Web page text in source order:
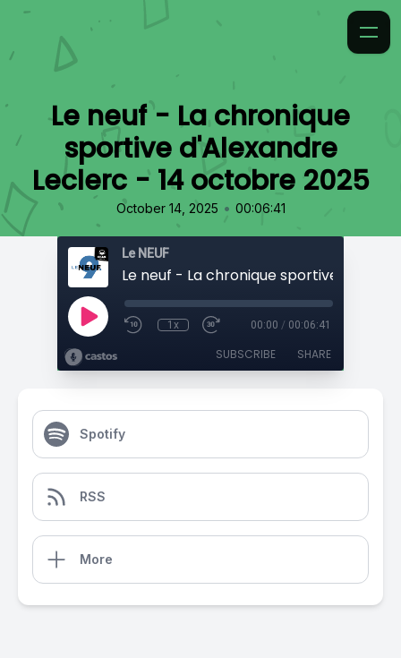
Le neuf - La chronique
sportive d'Alexandre
Leclerc - 14 octobre 2025
October 14, 2025 • 00:06:41
Le NEUF
1x 00:00 / 00:06:41
SUBSCRIBE SHARE
Spotify
RSS
More